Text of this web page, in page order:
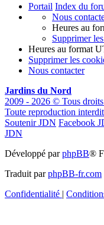
Portail Index du
Nous
Heures au
Supprimer
Heures au format
Supprimer les
Nous contacter
Jardins du Nord
2009 - 2026 © Tous droits
Toute reproduction
Soutenir JDN Facebook
JDN
Développé parphpBB®
Traduit parphpBB-fr.com
Confidentialité |